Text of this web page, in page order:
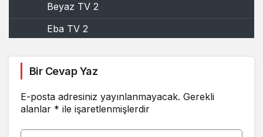
Beyaz TV 2
Eba TV 2
Kanal 7
Bir Cevap Yaz
E-posta adresiniz yayınlanmayacak. Gerekli
alanlar * ile işaretlenmişlerdir